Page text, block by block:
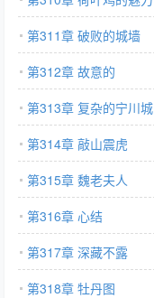
第311章 破败的城墙
第312章 故意的
第313章 复杂的宁川城
第314章 敲山震虎
第315章 魏老夫人
第316章 心结
第317章 深藏不露
第318章 牡丹图